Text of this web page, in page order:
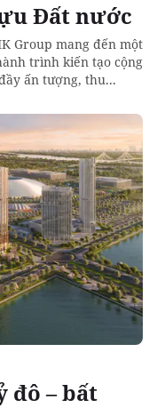
Đất nước
Group mang đến một
trình kiến tạo cộng
ấn tượng, thu...
đô – bất